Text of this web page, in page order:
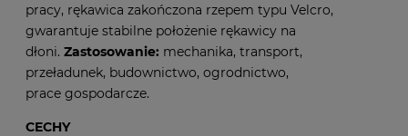
pracy, rękawica zakończona rzepem typu Velcro,
gwarantuje stabilne położenie rękawicy na
dłoni. Zastosowanie: mechanika, transport,
przeładunek, budownictwo, ogrodnictwo,
prace gospodarcze.
CECHY